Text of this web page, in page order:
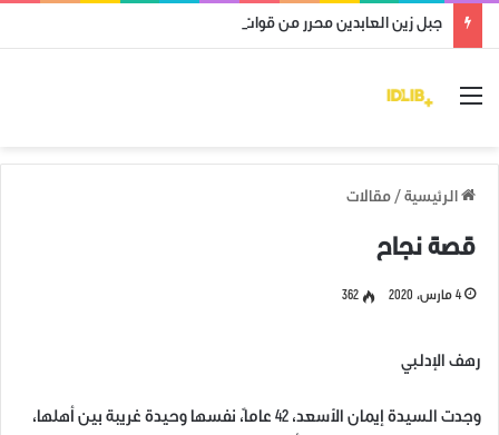
جبل زين العابدين محرر من قوات النظام وميليشياته
القائمة
الرئيسية / مقالات
قصة نجاح
4 مارس، 2020 362
رهف الإدلبي
وجدت السيدة إيمان الأسعد، 42 عاماً، نفسها وحيدة غريبة بين أهلها،